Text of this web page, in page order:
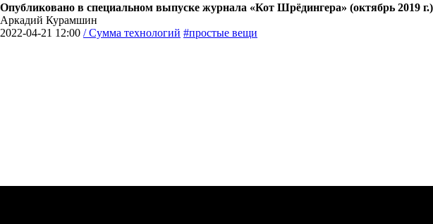
Опубликовано в специальном выпуске журнала «Кот Шрёдингера» (октябрь 2019 г.)
Аркадий Курамшин
2022-04-21 12:00 / Сумма технологий #простые вещи